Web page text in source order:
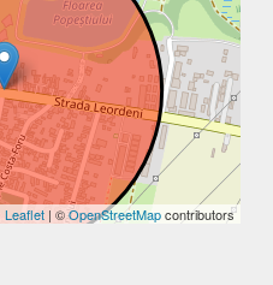
Leaflet | ©OpenStreetMapcontributors